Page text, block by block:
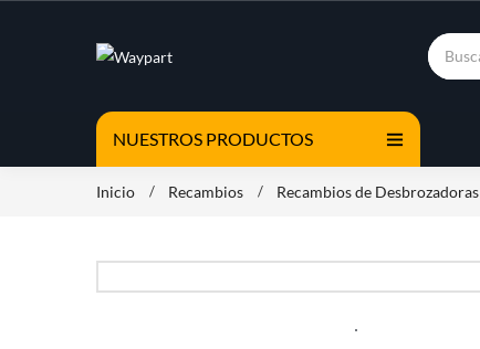
NUESTROS PRODUCTOS
Inicio Recambios Recambios de Desbrozadoras